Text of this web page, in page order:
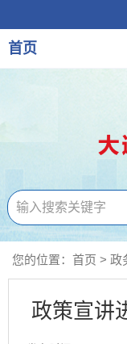
首页
您的位置： 首页 > 政
政策宣讲